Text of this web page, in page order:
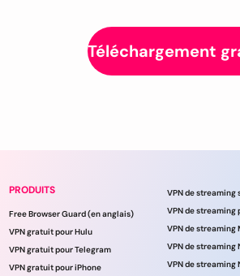
Téléchargement
PRODUITS
Free Browser Guard (en anglais)
VPN gratuit pour Hulu
VPN gratuit pour Telegram
VPN gratuit pour iPhone
VPN de
VPN de streaming
VPN de streaming
VPN de streaming
VPN de streaming